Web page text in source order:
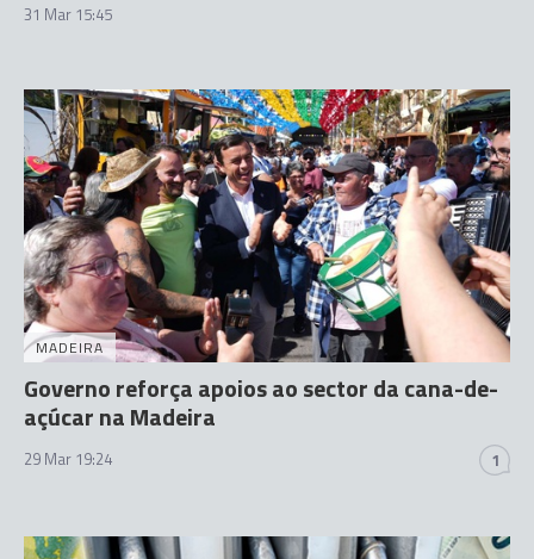
31 Mar 15:45
MADEIRA
Governo reforça apoios ao sector da cana-de-
açúcar na Madeira
29 Mar 19:24 1